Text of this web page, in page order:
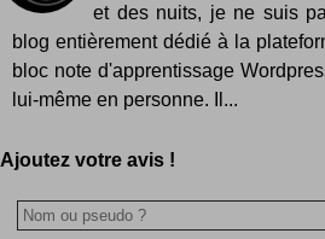
et des nuits, je ne suis
blog entièrement dédié à la
bloc note d'apprentissage
lui-même en personne. Il...
Ajoutez votre avis !